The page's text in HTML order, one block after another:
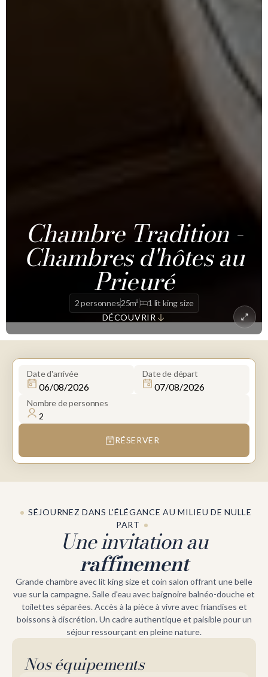
Chambre Tradition -
Chambres d'hôtes au
Prieuré
2 personnes25m²
1 lit king size
DÉCOUVRIR
Date d'arrivée Date de départ
Nombre de personnes
RÉSERVER
SÉJOURNEZ DANS L'ÉLÉGANCE AU MILIEU DE NULLE
PART
Une invitation au
raffinement
Grande chambre avec lit king size et coin salon offrant une belle
vue sur la campagne. Salle d'eau avec baignoire balnéo-douche et
toilettes séparées. Accès à la pièce à vivre avec friandises et
boissons à discrétion. Un cadre authentique et paisible pour un
séjour ressourçant en pleine nature.
Nos équipements